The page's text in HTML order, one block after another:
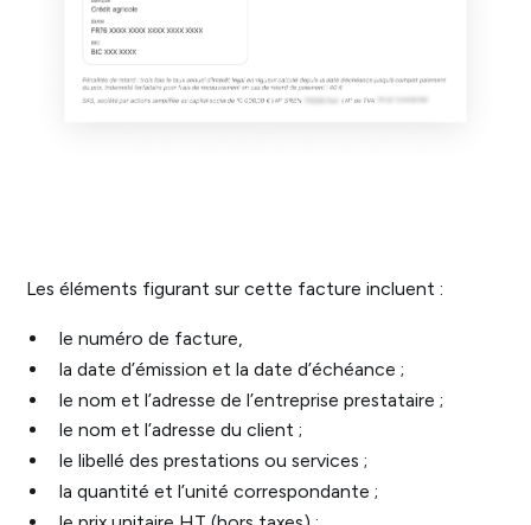
Les éléments figurant sur cette facture incluent :
le numéro de facture,
la date d’émission et la date d’échéance ;
le nom et l’adresse de l’entreprise prestataire ;
le nom et l’adresse du client ;
le libellé des prestations ou services ;
la quantité et l’unité correspondante ;